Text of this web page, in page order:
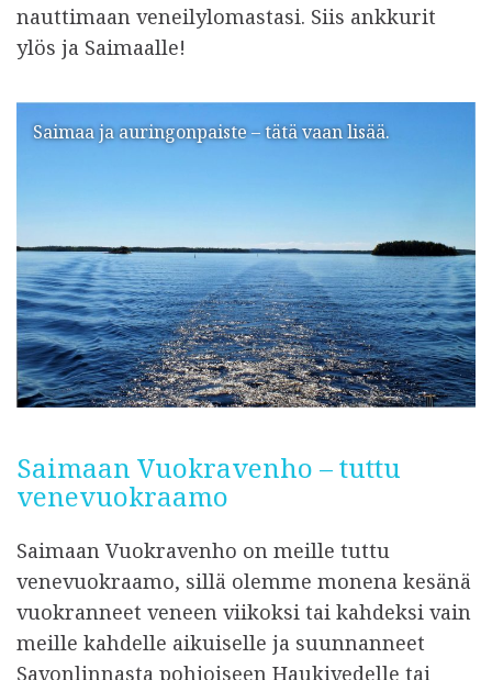
nauttimaan veneilylomastasi. Siis ankkurit
ylös ja Saimaalle!
Saimaa ja auringonpaiste – tätä vaan lisää.
Saimaan Vuokravenho – tuttu
venevuokraamo
Saimaan Vuokravenho on meille tuttu
venevuokraamo, sillä olemme monena kesänä
vuokranneet veneen viikoksi tai kahdeksi vain
meille kahdelle aikuiselle ja suunnanneet
Savonlinnasta pohjoiseen Haukivedelle tai